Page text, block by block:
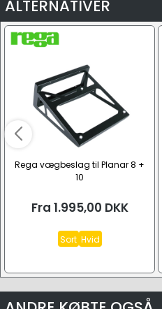
ALTERNATIVER
Rega vægbeslag til Planar 8 +
10
Fra 1.995,00 DKK
Sort Hvid